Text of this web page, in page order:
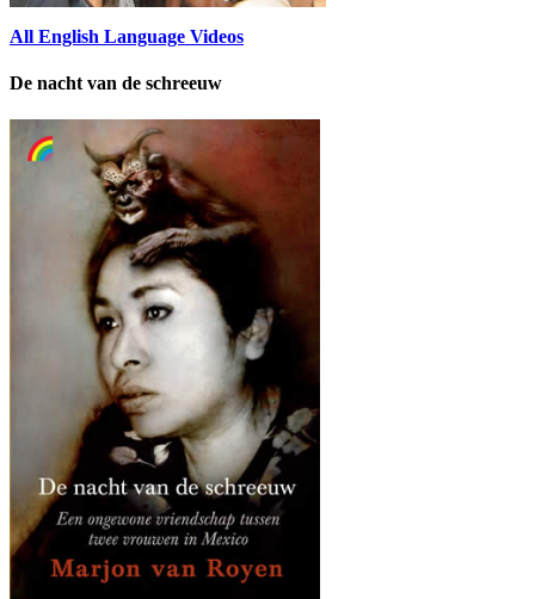
All English Language Videos
De nacht van de schreeuw